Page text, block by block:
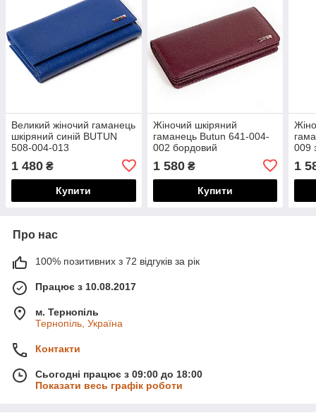
Великий жіночий гаманець
шкіряний синій BUTUN
508-004-013
1 480 ₴
Купити
Жіночий шкіряний
гаманець Butun 641-004-
002 бордовий
1 580₴
Купити
009
1
Про нас
100% позитивних з 72 відгуків за рік
Працює з 10.08.2017
м. Тернопіль
Тернопіль, Україна
Контакти
Сьогодні працює з 09:00 до 18:00
Показати весь графік роботи